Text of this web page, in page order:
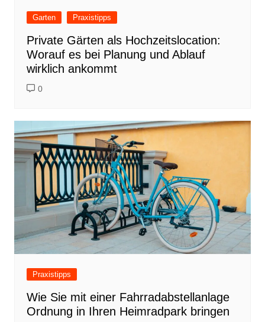
Garten Praxistipps
Private Gärten als Hochzeitslocation:
Worauf es bei Planung und Ablauf
wirklich ankommt
0
Praxistipps
Wie Sie mit einer Fahrradabstellanlage
Ordnung in Ihren Heimradpark bringen